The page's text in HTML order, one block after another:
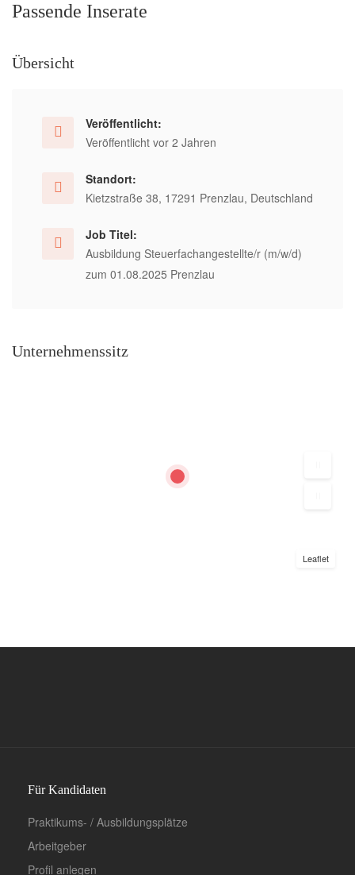
Passende Inserate
Übersicht
Veröffentlicht:
Veröffentlicht vor 2 Jahren
Standort:
Kietzstraße 38, 17291 Prenzlau, Deutschland
Job Titel:
Ausbildung Steuerfachangestellte/r (m/w/d)
zum 01.08.2025 Prenzlau
Unternehmenssitz
Leaflet
Für Kandidaten
Praktikums- / Ausbildungsplätze
Arbeitgeber
Profil anlegen